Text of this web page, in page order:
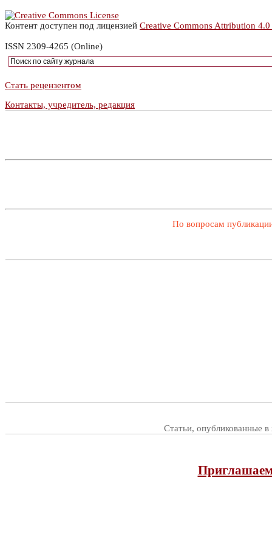
Контент доступен под лицензией Creative Commons Attribution 4.0
ISSN 2309-4265 (Online)
Стать рецензентом
Контакты, учредитель, редакция
По вопросам
Статьи, опубликованные
Приглашаем